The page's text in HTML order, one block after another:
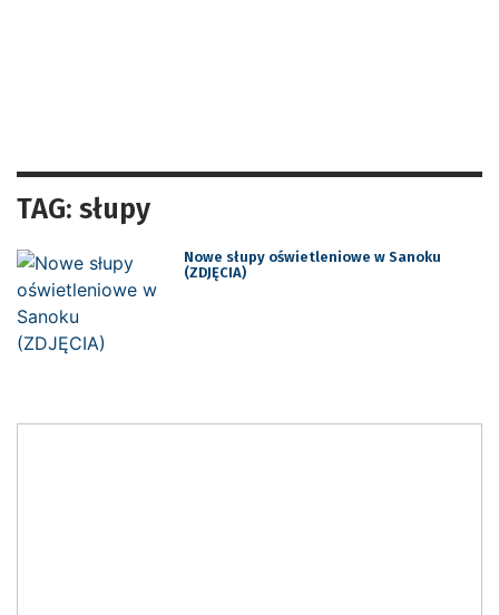
TAG: słupy
Nowe słupy oświetleniowe w Sanoku
(ZDJĘCIA)